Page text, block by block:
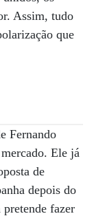
Assim, tudo
que
Fernando
Ele já
de
depois do
fazer